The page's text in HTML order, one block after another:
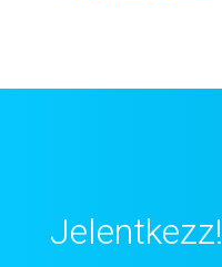
Jelentkezz!